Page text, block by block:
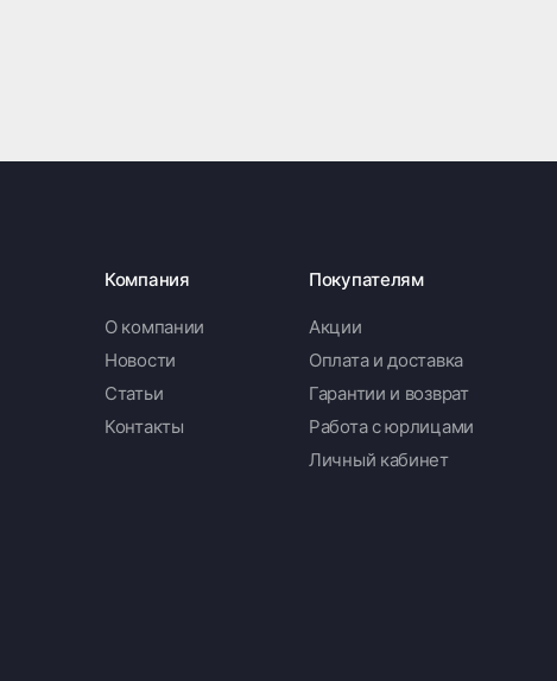
Компания
О компании
Новости
Статьи
Контакты
Покупателям
Акции
Оплата и доставка
Гарантии и возврат
Работа с юрлицами
Личный кабинет